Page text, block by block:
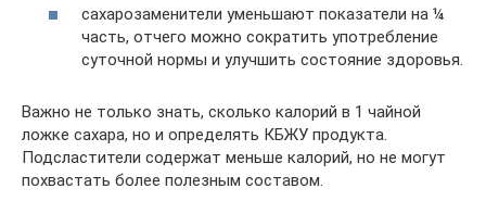
сахарозаменители уменьшают показатели на ¼
часть, отчего можно сократить употребление
суточной нормы и улучшить состояние здоровья.
Важно не только знать, сколько калорий в 1 чайной
ложке сахара, но и определять КБЖУ продукта.
Подсластители содержат меньше калорий, но не могут
похвастать более полезным составом.